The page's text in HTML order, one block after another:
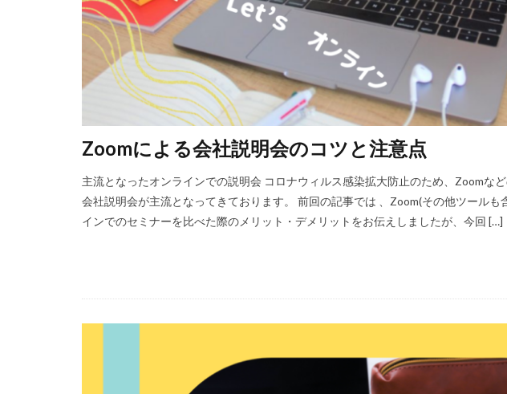
Zoomによる会社説明会のコツと注意点
主流となったオンラインでの説明会 コロナウィルス感染拡大防止のため、Zoomな
会社説明会が主流となってきております。 前回の記事では 、Zoom(その他ツールも
インでのセミナーを比べた際のメリット・デメリットをお伝えしましたが、今回 […]
就職活動
情熱溢れる採用担当者 採用に強
採用の成果は数年後にわかる
採用の重要度が高
採用もおもてなし
採用サイト 採用ツール
採用数に意識がいきがち
採用業務初めて物語
新卒採用のメリット
新卒面接 有料老人ホ
母集団形成の重要性
求人票送付はいつから
離職防止
電話対応が悪くて辞退される
面接で使う質問
面接の質問 面接官が気